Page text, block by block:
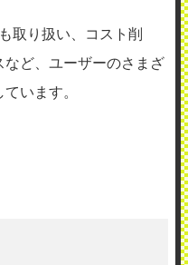
取り扱い、コスト削
ど、ユーザーのさまざ
います。